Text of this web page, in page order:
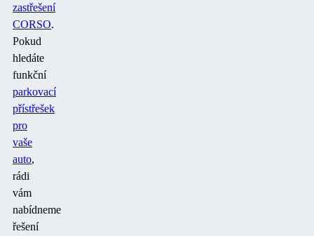
zastřešení
CORSO.
Pokud
hledáte
funkční
parkovací
přístřešek
pro
vaše
auto,
rádi
vám
nabídneme
řešení